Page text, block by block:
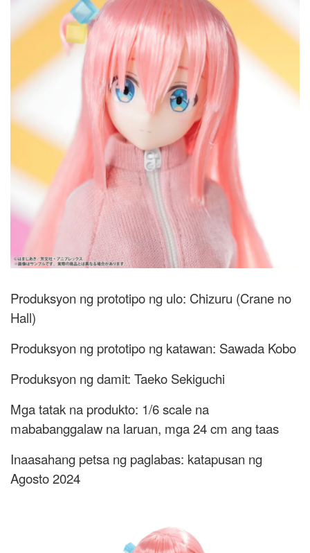
Produksyon ng prototipo ng ulo: Chizuru (Crane no
Hall)
Produksyon ng prototipo ng katawan: Sawada Kobo
Produksyon ng damit: Taeko Sekiguchi
Mga tatak na produkto: 1/6 scale na
mababanggalaw na laruan, mga 24 cm ang taas
Inaasahang petsa ng paglabas: katapusan ng
Agosto 2024